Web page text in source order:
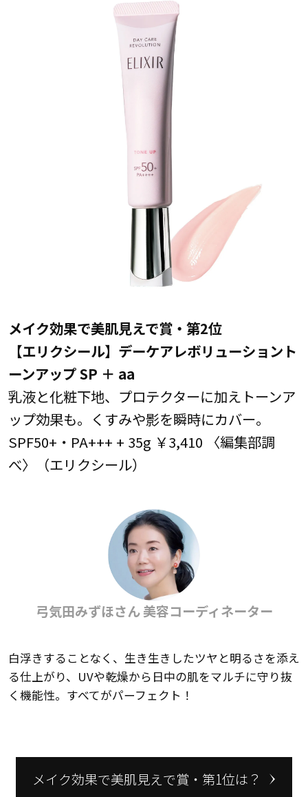
メイク効果で美肌見えで賞・第2位
【エリクシール】デーケアレボリューショント
ーンアップ SP ＋ aa
乳液と化粧下地、プロテクターに加えトーンア
ップ効果も。くすみや影を瞬時にカバー。
SPF50+・PA+++ + 35g ￥3,410 〈編集部調
べ〉（エリクシール）
弓気田みずほさん 美容コーディネーター
白浮きすることなく、生き生きしたツヤと明るさを添え
る仕上がり、UVや乾燥から日中の肌をマルチに守り抜
く機能性。すべてがパーフェクト！
メイク効果で美肌見えで賞・第1位は？